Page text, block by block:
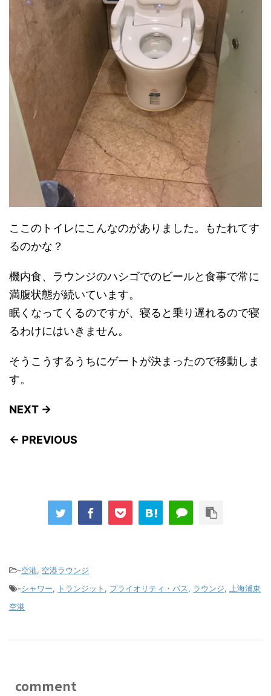
ここのトイレにこんなのがありました。もたれてす
るのかな？
機内食、ラウンジのハシゴでのビールと食事で常に
満腹状態が続いています。
眠くなってくるのですが、寝ると乗り遅れるので寝
るわけにはいきません。
そうこうするうちにゲートが決まったので移動しま
す。
NEXT →
← PREVIOUS
-空港, 空港ラウンジ
-シャワー, トランジット , プライオリティ・パス, ラウンジ, 上海浦東
空港
comment